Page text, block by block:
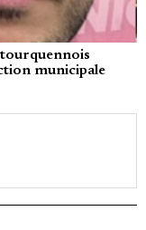
municipale